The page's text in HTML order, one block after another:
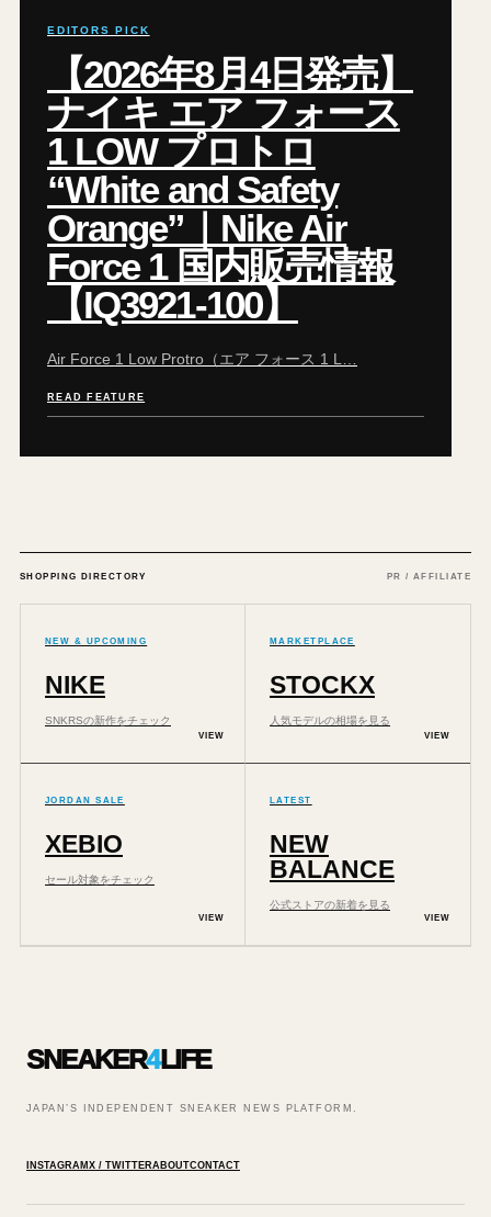
EDITORS PICK
【2026年8月4日発売】
ナイキ エア フォース
1 LOW プロトロ
“White and Safety
Orange”｜Nike Air
Force 1 国内販売情報
【IQ3921-100】
Air Force 1 Low Protro（エア フォース 1 L…
READ FEATURE
SHOPPING DIRECTORY PR / AFFILIATE
NEW & UPCOMING
NIKE
SNKRSの新作をチェック
VIEW
MARKETPLACE
STOCKX
人気モデルの相場を見る
VIEW
JORDAN SALE
XEBIO
セール対象をチェック
VIEW
LATEST
NEW
BALANCE
公式ストアの新着を見る
VIEW
SNEAKER4LIFE
JAPAN’S INDEPENDENT SNEAKER NEWS PLATFORM.
INSTAGRAM X / TWITTERABOUTCONTACT